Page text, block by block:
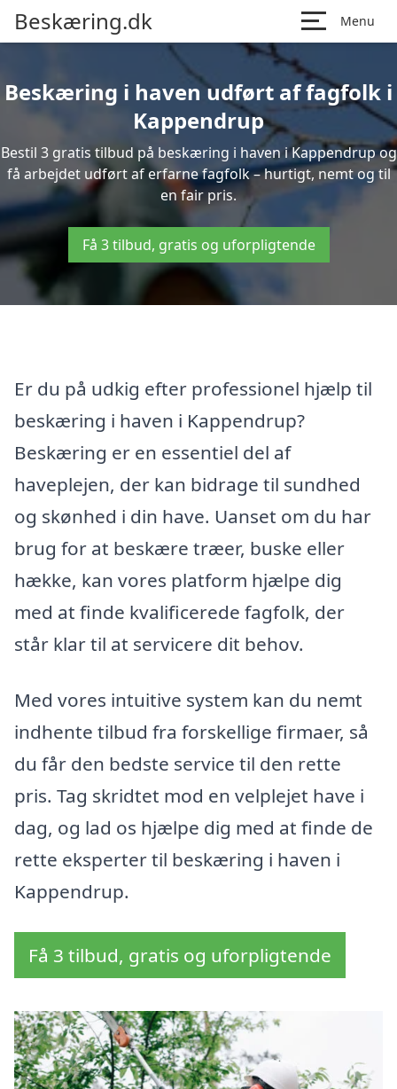
Beskæring.dk Menu
Beskæring i haven udført af fagfolk i
Kappendrup
Bestil 3 gratis tilbud på beskæring i haven i Kappendrup og
få arbejdet udført af erfarne fagfolk – hurtigt, nemt og til
en fair pris.
Få 3 tilbud, gratis og uforpligtende
Er du på udkig efter professionel hjælp til
beskæring i haven i Kappendrup?
Beskæring er en essentiel del af
haveplejen, der kan bidrage til sundhed
og skønhed i din have. Uanset om du har
brug for at beskære træer, buske eller
hække, kan vores platform hjælpe dig
med at finde kvalificerede fagfolk, der
står klar til at servicere dit behov.
Med vores intuitive system kan du nemt
indhente tilbud fra forskellige firmaer, så
du får den bedste service til den rette
pris. Tag skridtet mod en velplejet have i
dag, og lad os hjælpe dig med at finde de
rette eksperter til beskæring i haven i
Kappendrup.
Få 3 tilbud, gratis og uforpligtende